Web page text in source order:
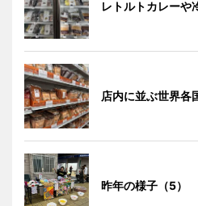
レトルトカレーや
店内に並ぶ世界各
昨年の様子（5）